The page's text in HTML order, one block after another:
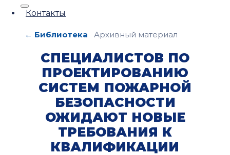
Контакты
← Библиотека Архивный материал
СПЕЦИАЛИСТОВ ПО
ПРОЕКТИРОВАНИЮ
СИСТЕМ ПОЖАРНОЙ
БЕЗОПАСНОСТИ
ОЖИДАЮТ НОВЫЕ
ТРЕБОВАНИЯ К
КВАЛИФИКАЦИИ